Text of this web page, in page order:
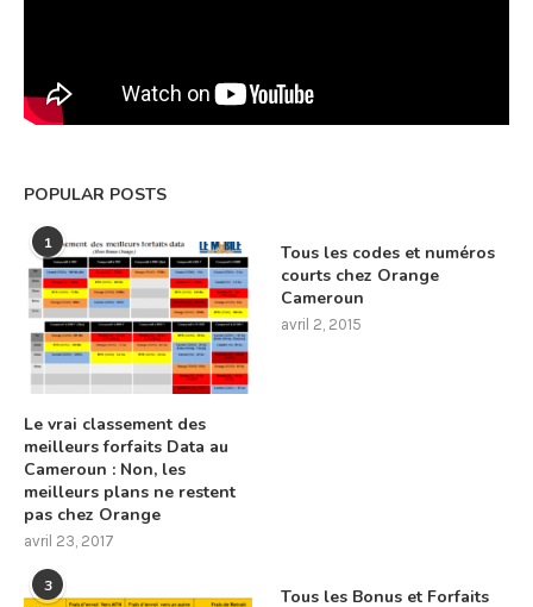
POPULAR POSTS
1
Le vrai classement des
meilleurs forfaits Data au
Cameroun : Non, les
meilleurs plans ne restent
pas chez Orange
avril 23, 2017
Tous les codes et numéros
courts chez Orange
Cameroun
avril 2, 2015
3
Tous les Bonus et Forfaits